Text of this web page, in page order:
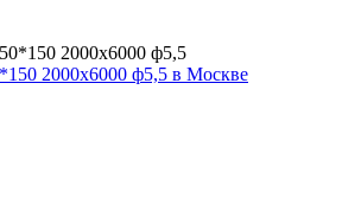
2000х6000 ф5,5 в Москве